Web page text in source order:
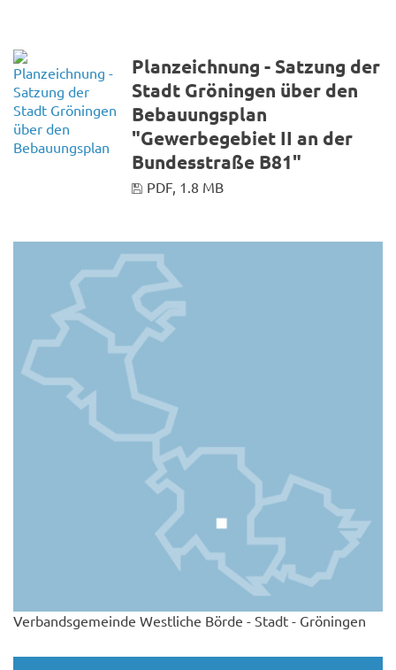
Planzeichnung - Satzung der
Stadt Gröningen über den
Bebauungsplan
"Gewerbegebiet II an der
Bundesstraße B81"
PDF, 1.8 MB
Verbandsgemeinde Westliche Börde - Stadt - Gröningen